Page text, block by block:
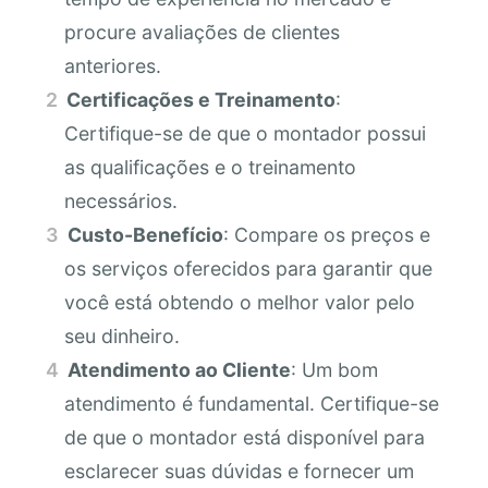
procure avaliações de clientes
anteriores.
Certificações e Treinamento:
Certifique-se de que o montador possui
as qualificações e o treinamento
necessários.
Custo-Benefício: Compare os preços e
os serviços oferecidos para garantir que
você está obtendo o melhor valor pelo
seu dinheiro.
Atendimento ao Cliente: Um bom
atendimento é fundamental. Certifique-se
de que o montador está disponível para
esclarecer suas dúvidas e fornecer um